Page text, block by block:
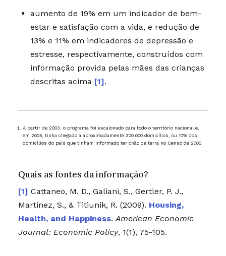
aumento de 19% em um indicador de bem-
estar e satisfação com a vida, e redução de
13% e 11% em indicadores de depressão e
estresse, respectivamente, construídos com
informação provida pelas mães das crianças
descritas acima [1].
A partir de 2003, o programa foi escalonado para todo o território nacional e,
em 2005, tinha chegado a aproximadamente 300.000 domicílios, ou 10% dos
domicílios do país que tinham informado ter chão de terra no Censo de 2000.
Quais as fontes da informação?
Cattaneo, M. D., Galiani, S., Gertler, P. J.,
Martinez, S., & Titiunik, R. (2009). Housing,
Health, and Happiness.American Economic
Journal: Economic Policy, 1(1), 75-105.